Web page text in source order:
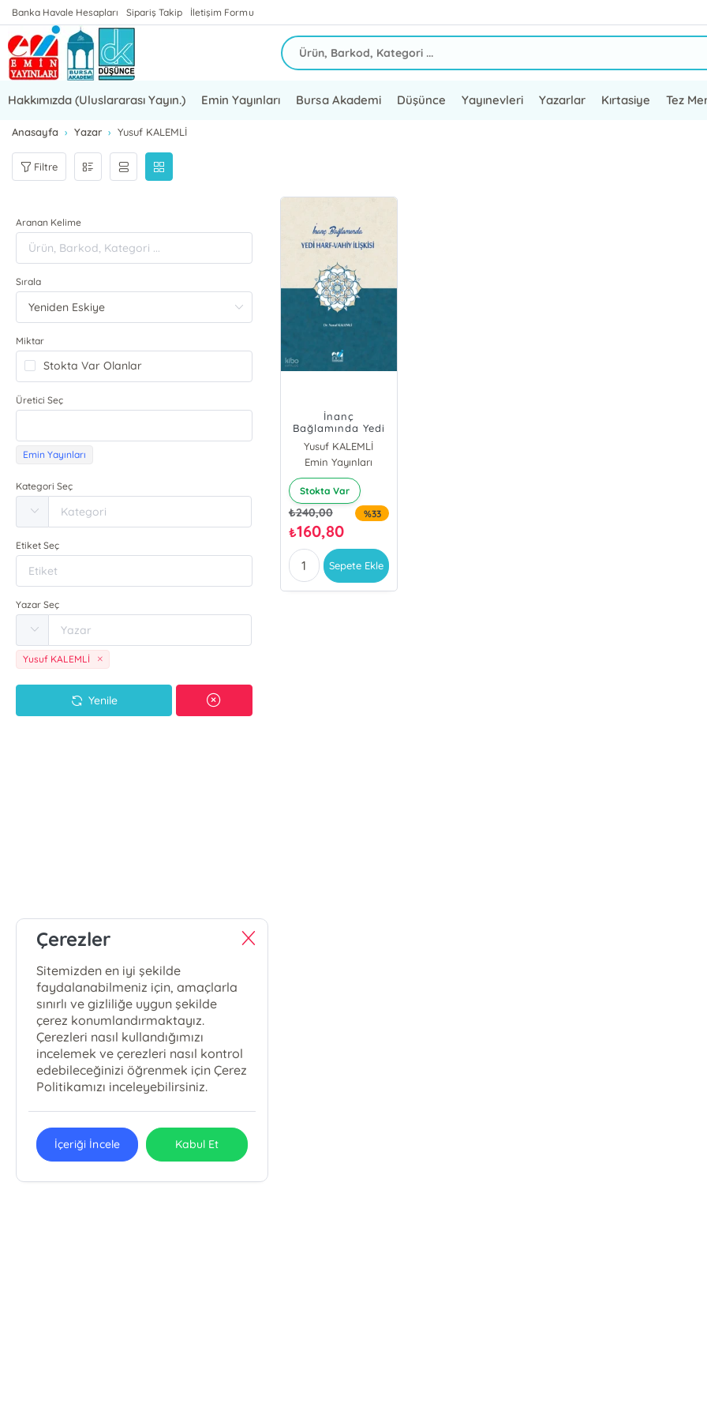
Banka Havale Hesapları Sipariş Takip İletişim Formu
Hakkımızda (Uluslararası Yayın.) Emin Yayınları Bursa Akademi Düşünce Yayınevleri Yazarlar Kırtasiye Tez
Anasayfa Yazar Yusuf KALEMLİ
Filtre
Aranan Kelime
Sırala
Miktar
Stokta Var Olanlar
Üretici Seç
Emin Yayınları
Kategori Seç
Etiket Seç
Yazar Seç
Yusuf KALEMLİ
Yenile
İnanç
Bağlamında Yedi
Harf-Vahiy İlişkisi
Yusuf KALEMLİ
Emin Yayınları
Stokta Var
₺240,00
₺160,80
%33
Sepete Ekle
Çerezler
Sitemizden en iyi şekilde
faydalanabilmeniz için, amaçlarla
sınırlı ve gizliliğe uygun şekilde
çerez konumlandırmaktayız.
Çerezleri nasıl kullandığımızı
incelemek ve çerezleri nasıl kontrol
edebileceğinizi öğrenmek için Çerez
Politikamızı inceleyebilirsiniz.
İçeriği İncele Kabul Et